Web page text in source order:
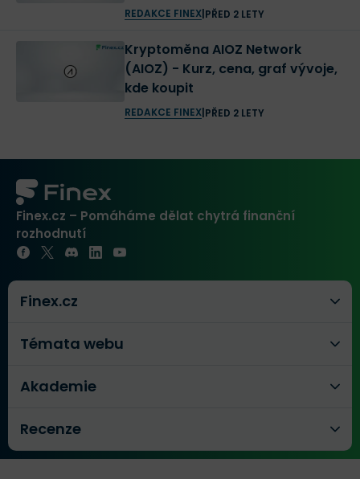
REDAKCE FINEX| PŘED 2 LETY
Kryptoměna AIOZ Network
(AIOZ) - Kurz, cena, graf vývoje,
kde koupit
REDAKCE FINEX| PŘED 2 LETY
Finex.cz – Pomáháme dělat chytrá finanční
rozhodnutí
Finex.cz
Témata webu
Akademie
Recenze